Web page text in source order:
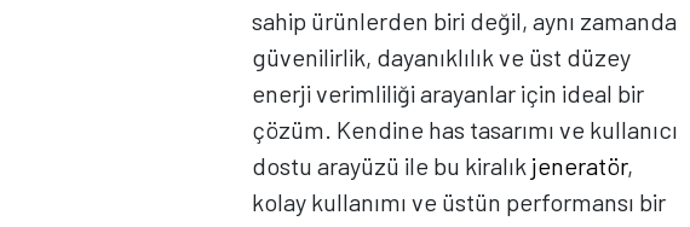
sahip ürünlerden biri değil, aynı zamanda
güvenilirlik, dayanıklılık ve üst düzey
enerji verimliliği arayanlar için ideal bir
çözüm. Kendine has tasarımı ve kullanıcı
dostu arayüzü ile bu kiralık jeneratör,
kolay kullanımı ve üstün performansı bir